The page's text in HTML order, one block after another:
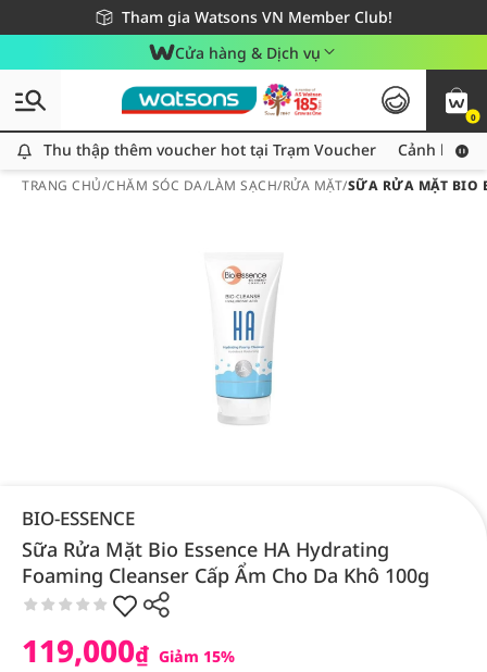
Tham gia Watsons VN Member Club!
Miễn phí giao hàng cho đơn hàng từ 249,000Đ
Giao hàng nhanh 24h - Áp dụng khu vực TP. Hồ Chí Minh
Cửa hàng & Dịch vụ
0
Thu thập thêm voucher hot tại Trạm Voucher
Thu thập thêm voucher hot tại Trạm Voucher Cảnh báo
TRANG CHỦ/CHĂM SÓC DA/LÀM SẠCH/RỬA MẶT/SỮA RỬA MẶT BIO
BIO-ESSENCE
Sữa Rửa Mặt Bio Essence HA Hydrating
Foaming Cleanser Cấp Ẩm Cho Da Khô 100g
119,000₫ Giảm 15%